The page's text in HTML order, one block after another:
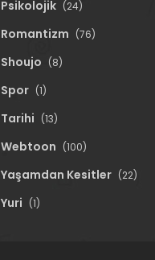
Psikolojik (24)
Romantizm (76)
Shoujo (8)
Spor (1)
Tarihi (13)
Webtoon (100)
Yaşamdan Kesitler (22)
Yuri (1)